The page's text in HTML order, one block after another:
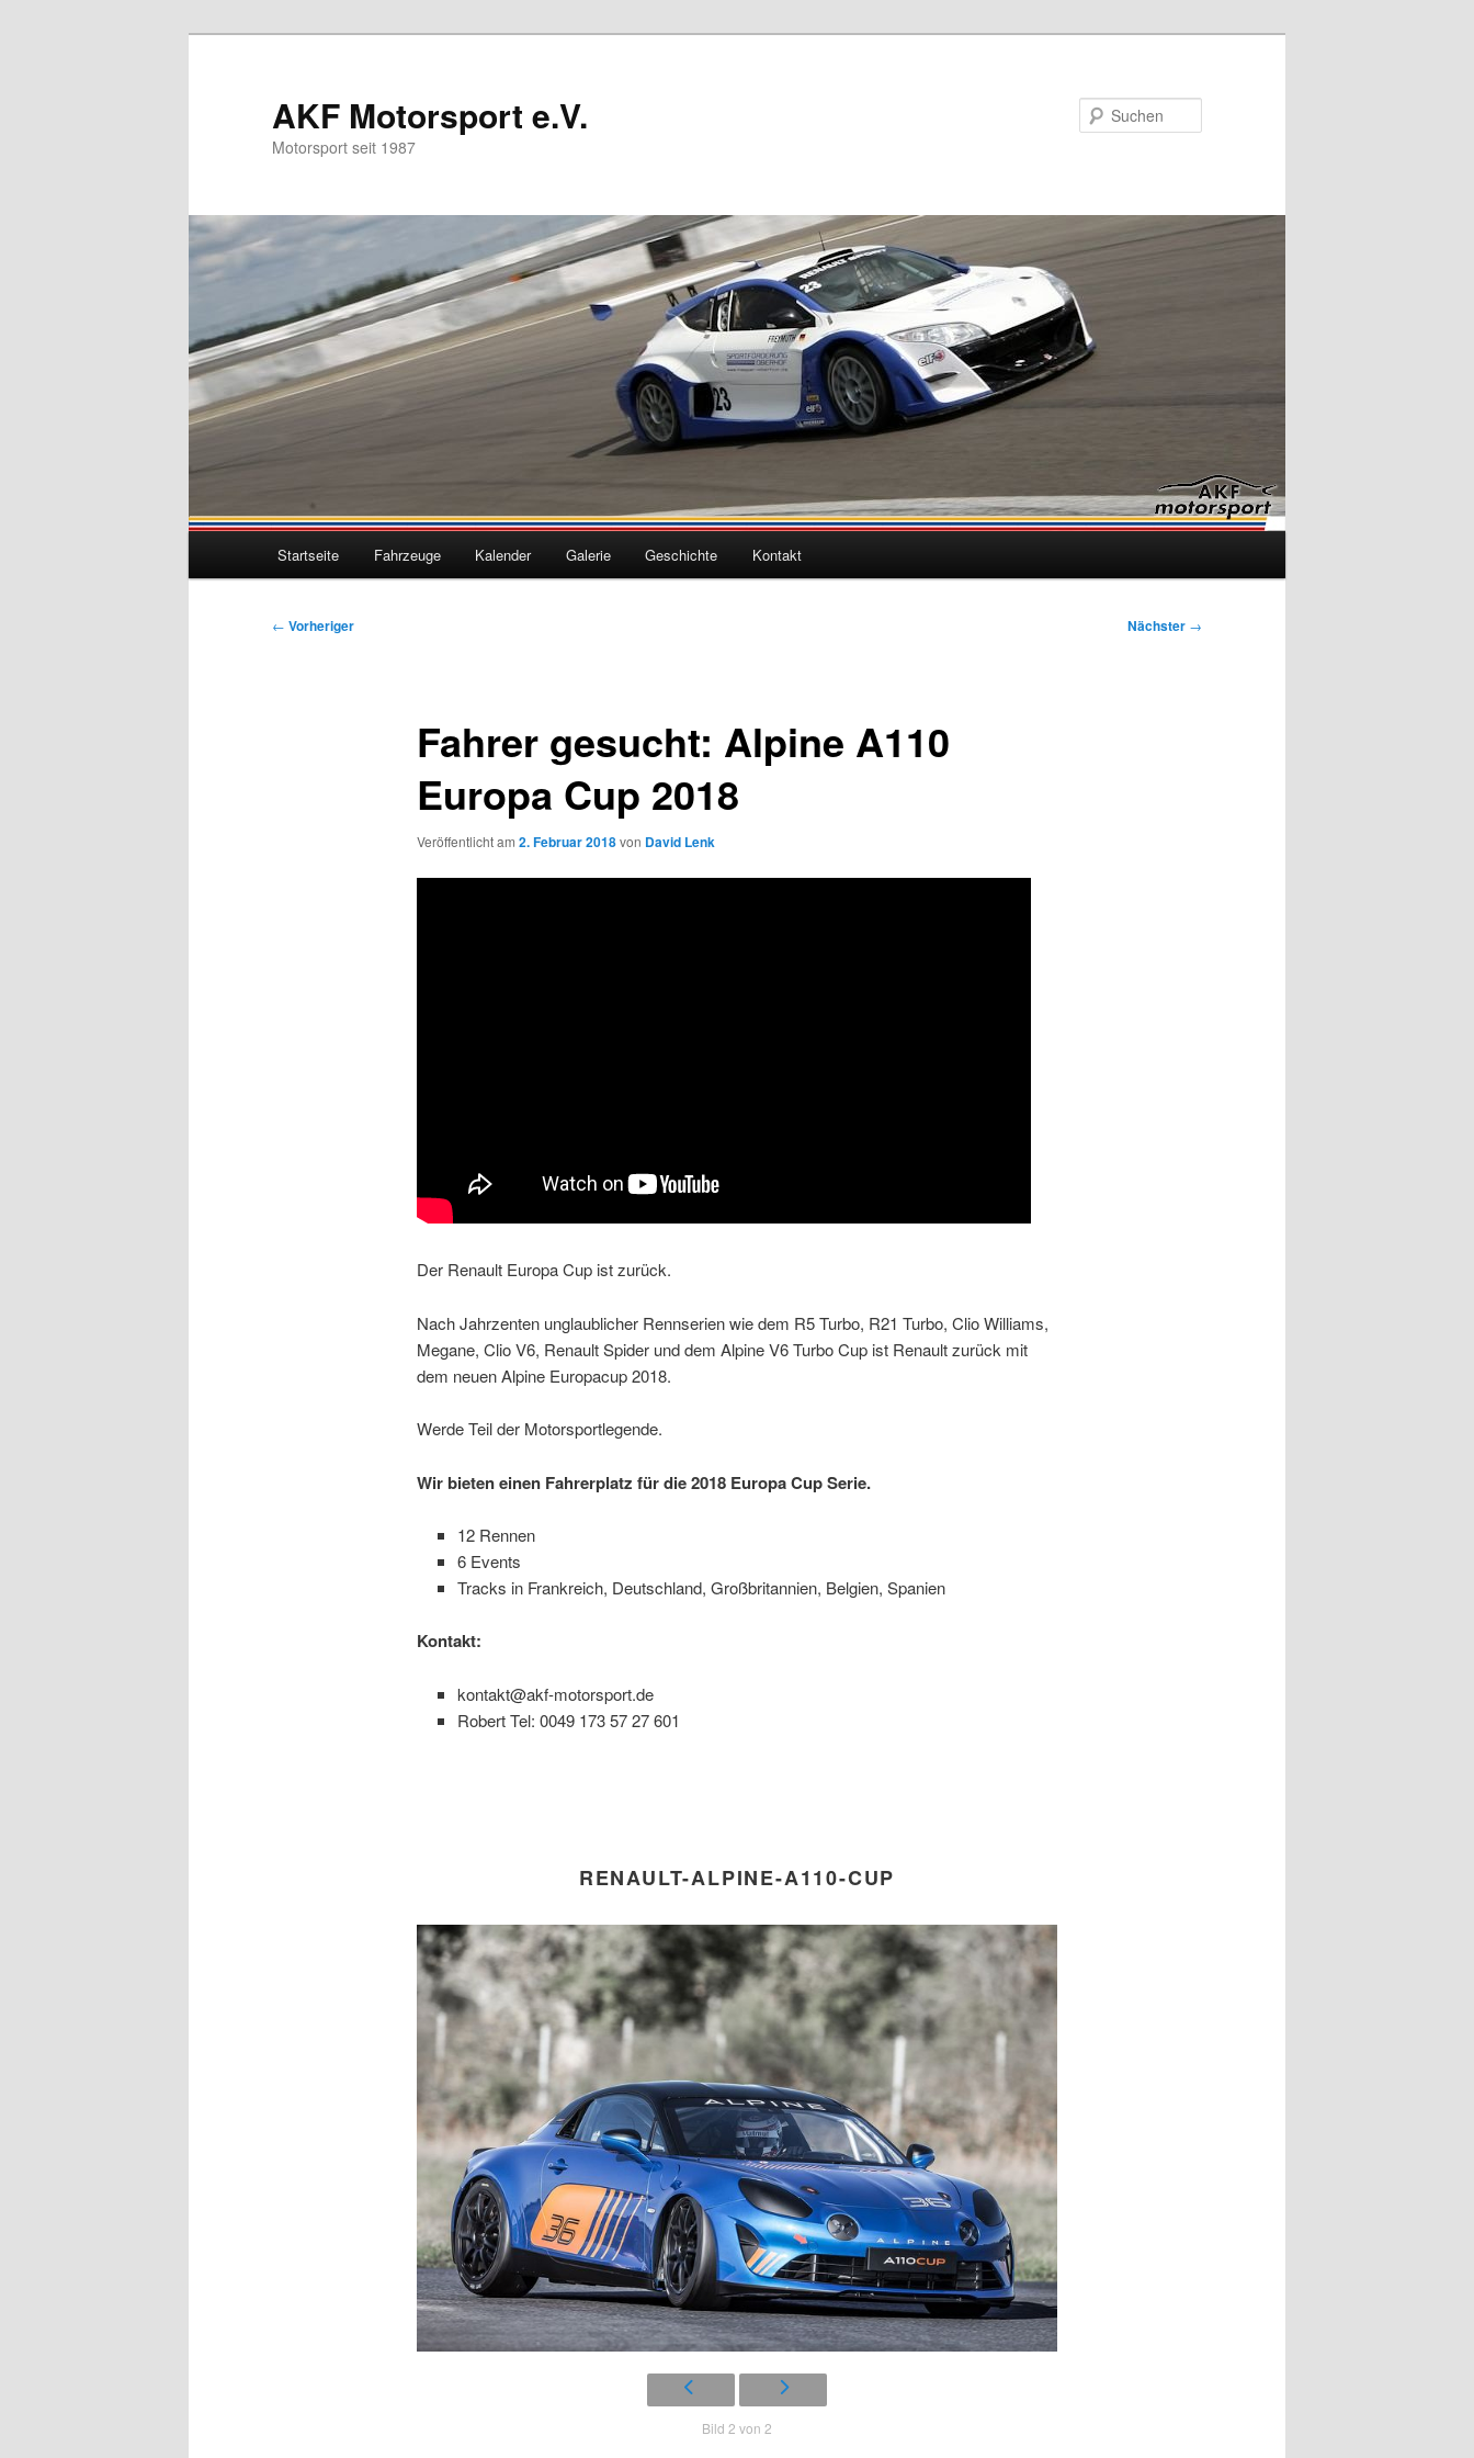
AKF Motorsport e.V.
Motorsport seit 1987
Startseite Fahrzeuge Kalender Galerie Geschichte Kontakt
Beitragsnavigation
← Vorheriger Nächster →
Fahrer gesucht: Alpine A110
Europa Cup 2018
Veröffentlicht am 2. Februar 2018von David Lenk
Der Renault Europa Cup ist zurück.
Nach Jahrzenten unglaublicher Rennserien wie dem R5 Turbo, R21 Turbo, Clio Williams,
Megane, Clio V6, Renault Spider und dem Alpine V6 Turbo Cup ist Renault zurück mit
dem neuen Alpine Europacup 2018.
Werde Teil der Motorsportlegende.
Wir bieten einen Fahrerplatz für die 2018 Europa Cup Serie.
12 Rennen
6 Events
Tracks in Frankreich, Deutschland, Großbritannien, Belgien, Spanien
Kontakt:
kontakt@akf-motorsport.de
Robert Tel: 0049 173 57 27 601
RENAULT-ALPINE-A110-CUP
Bild 2 von 2